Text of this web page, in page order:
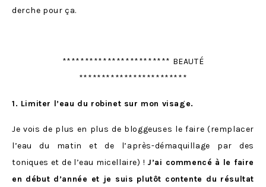
derche pour ça.
************************ BEAUTÉ
************************
1. Limiter l’eau du robinet sur mon visage.
Je vois de plus en plus de bloggeuses le faire (remplacer
l’eau du matin et de l’après-démaquillage par des
toniques et de l’eau micellaire) ! J’ai commencé à le faire
en début d’année et je suis plutôt contente du résultat